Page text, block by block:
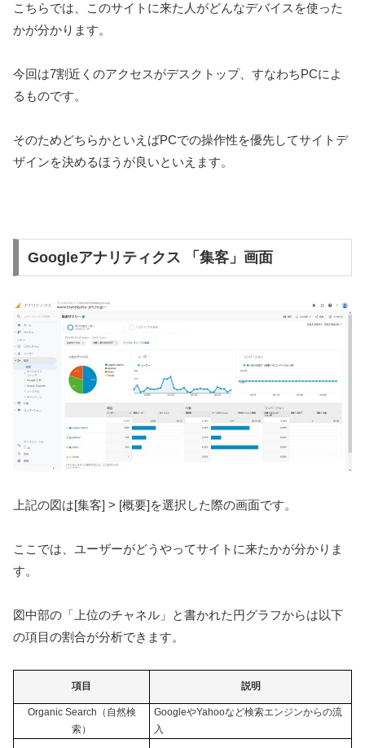
こちらでは、このサイトに来た人がどんなデバイスを使った
かが分かります。
今回は7割近くのアクセスがデスクトップ、すなわちPCによ
るものです。
そのためどちらかといえばPCでの操作性を優先してサイトデ
ザインを決めるほうが良いといえます。
Googleアナリティクス 「集客」画面
上記の図は[集客] > [概要]を選択した際の画面です。
ここでは、ユーザーがどうやってサイトに来たかが分かりま
す。
図中部の「上位のチャネル」と書かれた円グラフからは以下
の項目の割合が分析できます。
項目 説明
Organic Search（自然検
索）
GoogleやYahooなど検索エンジンからの流
入